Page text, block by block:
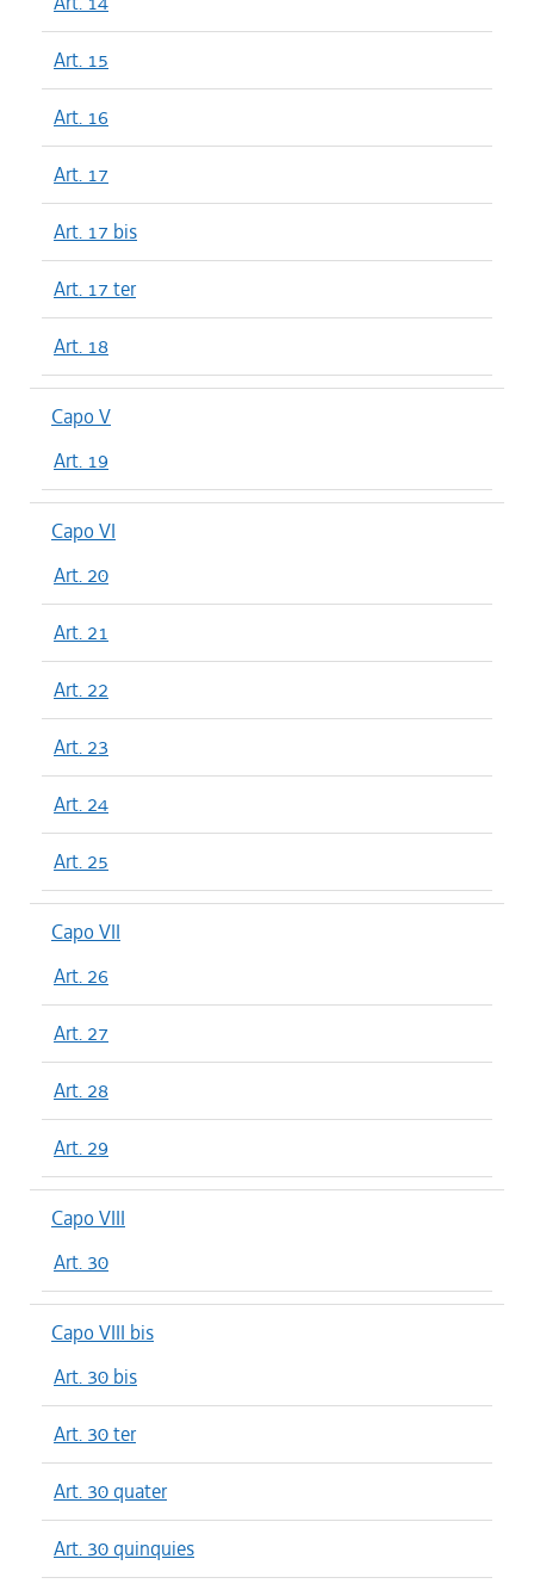
Art. 15
Art. 16
Art. 17
Art. 17 bis
Art. 17 ter
Art. 18
Capo V
Art. 19
Capo VI
Art. 20
Art. 21
Art. 22
Art. 23
Art. 24
Art. 25
Capo VII
Art. 26
Art. 27
Art. 28
Art. 29
Capo VIII
Art. 30
Capo VIII bis
Art. 30 bis
Art. 30 ter
Art. 30 quater
Art. 30 quinquies